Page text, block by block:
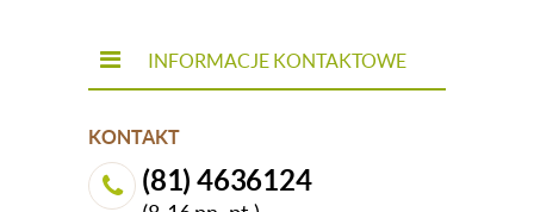
INFORMACJE KONTAKTOWE
KONTAKT
(81) 4636124